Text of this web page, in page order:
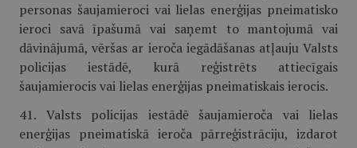
personas šaujamieroci vai lielas enerģijas pneimatisko
ieroci savā īpašumā vai saņemt to mantojumā vai
dāvinājumā, vēršas ar ieroča iegādāšanas atļauju Valsts
policijas iestādē, kurā reģistrēts attiecīgais
šaujamierocis vai lielas enerģijas pneimatiskais ierocis.
41. Valsts policijas iestādē šaujamieroča vai lielas
enerģijas pneimatiskā ieroča pārreģistrāciju, izdarot